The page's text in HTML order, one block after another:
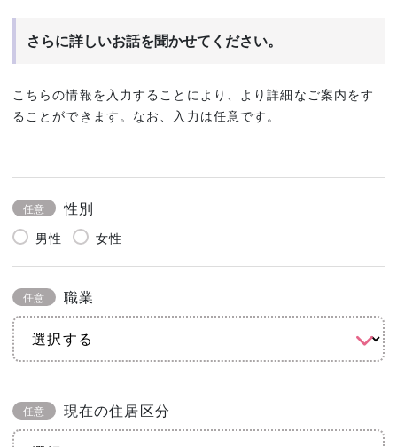
さらに詳しいお話を聞かせてください。
こちらの情報を入力することにより、より詳細なご案内をす
ることができます。なお、入力は任意です。
任意 性別
男性 女性
任意 職業
任意 現在の住居区分